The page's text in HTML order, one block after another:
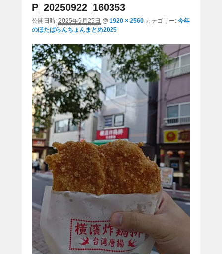
ー
シ
ョ
ン
P_20250922_160353
公開日時: 2025年9月25日 @ 1920 × 2560 カテゴリー: 今年
のほたぱらんちょんまとめ2025